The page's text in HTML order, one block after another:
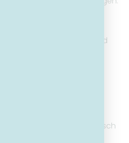
gegevens
technische en
geïmplementeerd
persoonsgegevens te
te
of onwettige
ongeautoriseerde
zullen niet worden
EER (Europese Economisch
waarborgen.